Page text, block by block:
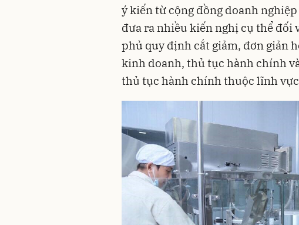
ý kiến từ cộng đồng doanh
đưa ra nhiều kiến nghị cụ thể đối
phủ quy định cắt giảm, đơn giản
kinh doanh, thủ tục hành chính
thủ tục hành chính thuộc lĩnh vực